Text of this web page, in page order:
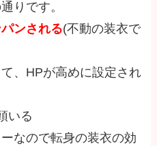
りです。
ンされる(不動の装衣で
、HPが高めに設定され
いる
なので転身の装衣の効